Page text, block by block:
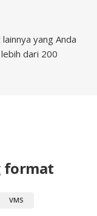
yang Anda
dari 200
format
VMS